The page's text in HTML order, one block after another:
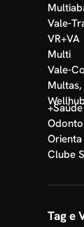
Vale-
VR+VA
Multi
Vale-
Wellhub
+Saúde
Odonto
Orienta
Clube
Tag e